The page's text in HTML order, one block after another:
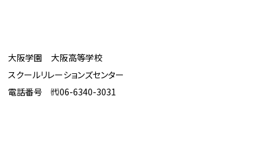
大阪学園 大阪高等学校
スクールリレーションズセンター
電話番号 ㈹06-6340-3031